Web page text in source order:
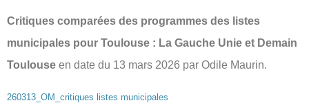
Critiques comparées des programmes des listes
municipales pour Toulouse : La Gauche Unie et Demain
Toulouse en date du 13 mars 2026 par Odile Maurin.
260313_OM_critiques listes municipales